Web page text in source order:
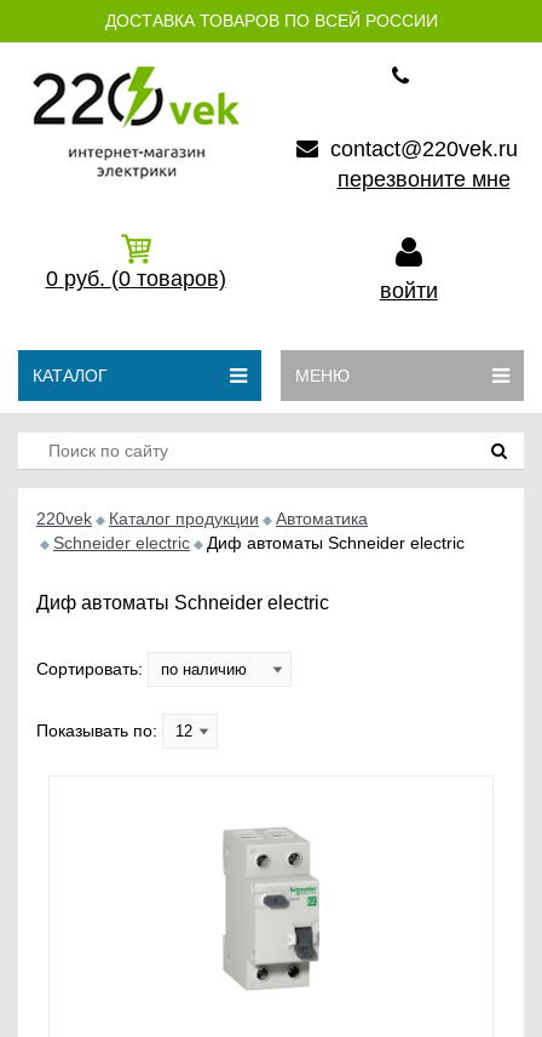
ДОСТАВКА ТОВАРОВ ПО ВСЕЙ РОССИИ
contact@220vek.ru
перезвоните мне
0 руб. (0 товаров) войти
КАТАЛОГ МЕНЮ
220vek Каталог продукции
Автоматика
Schneider electric
Диф автоматы Schneider electric
Диф автоматы Schneider electric
Сортировать:
Показывать по: